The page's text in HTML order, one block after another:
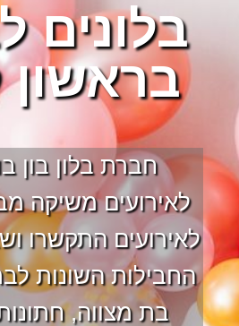
בלונים
בראשון
חברת בלון בון
לאירועים משיקה
לאירועים התקשרו
החבילות השונות
בת מצווה,